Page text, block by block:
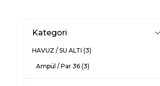
Kategori
HAVUZ / SU ALTI (3)
Ampül / Par 36 (3)